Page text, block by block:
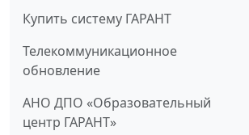
Купить систему ГАРАНТ
Телекоммуникационное
обновление
АНО ДПО «Образовательный
центр ГАРАНТ»